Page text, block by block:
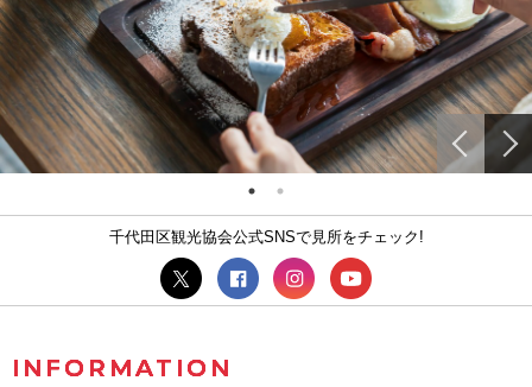
千代田区観光協会公式SNSで見所をチェック!
INFORMATION